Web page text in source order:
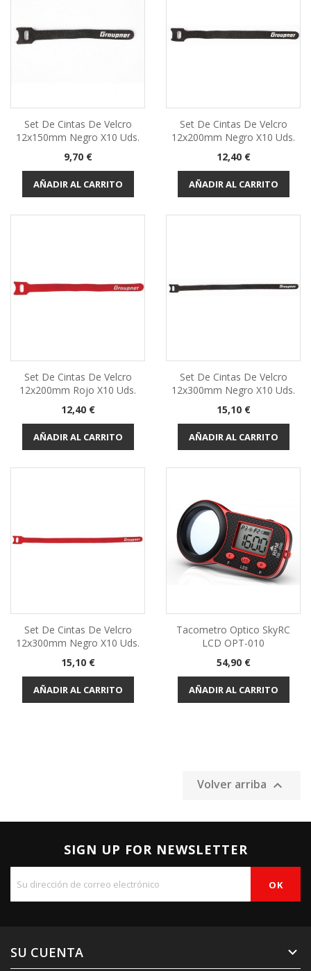
Set De Cintas De Velcro
12x150mm Negro X10 Uds.
Precio
9,70 €
AÑADIR AL CARRITO
Set De Cintas De Velcro
12x200mm Negro X10 Uds.
Precio
12,40 €
AÑADIR AL CARRITO
Set De Cintas De Velcro
12x200mm Rojo X10 Uds.
Precio
12,40 €
AÑADIR AL CARRITO
Set De Cintas De Velcro
12x300mm Negro X10 Uds.
Precio
15,10 €
AÑADIR AL CARRITO
Set De Cintas De Velcro
12x300mm Negro X10 Uds.
Precio
15,10 €
AÑADIR AL CARRITO
Tacometro Optico SkyRC
LCD OPT-010
Precio
54,90 €
AÑADIR AL CARRITO
Volver arriba 
SIGN UP FOR NEWSLETTER
SU CUENTA 